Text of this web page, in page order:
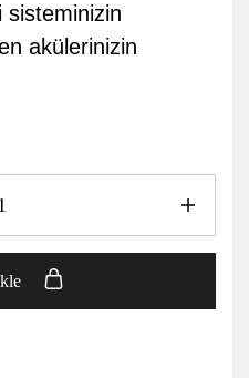
sisteminizin
akülerinizin